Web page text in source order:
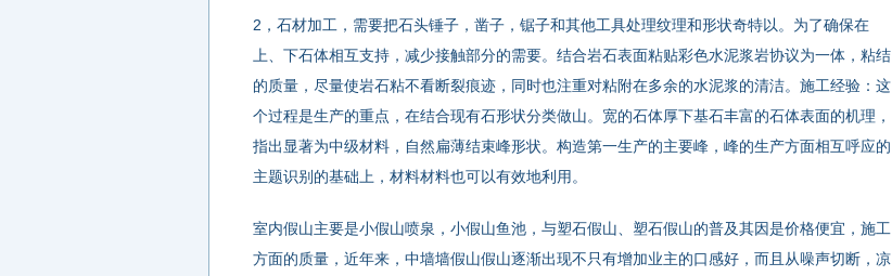
2，石材加工，需要把石头锤子，凿子，锯子和其他工具处理纹理和形状奇特以。为了确保在
上、下石体相互支持，减少接触部分的需要。结合岩石表面粘贴彩色水泥浆岩协议为一体，粘结
的质量，尽量使岩石粘不看断裂痕迹，同时也注重对粘附在多余的水泥浆的清洁。施工经验：这
个过程是生产的重点，在结合现有石形状分类做山。宽的石体厚下基石丰富的石体表面的机理，
指出显著为中级材料，自然扁薄结束峰形状。构造第一生产的主要峰，峰的生产方面相互呼应的
主题识别的基础上，材料材料也可以有效地利用。
室内假山主要是小假山喷泉，小假山鱼池，与塑石假山、塑石假山的普及其因是价格便宜，施工
方面的质量，近年来，中墙墙假山假山逐渐出现不只有增加业主的口感好，而且从噪声切断，凉